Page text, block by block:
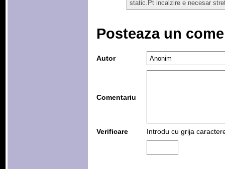
static.Pt incalzire e necesar
Posteaza un
Autor
Comentariu
Verificare Introdu cu grija